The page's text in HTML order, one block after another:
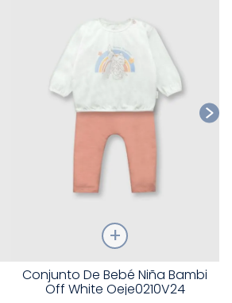
Talla
Elige una opción
Conjunto De Bebé Niña Bambi
Off White Oeje0210V24